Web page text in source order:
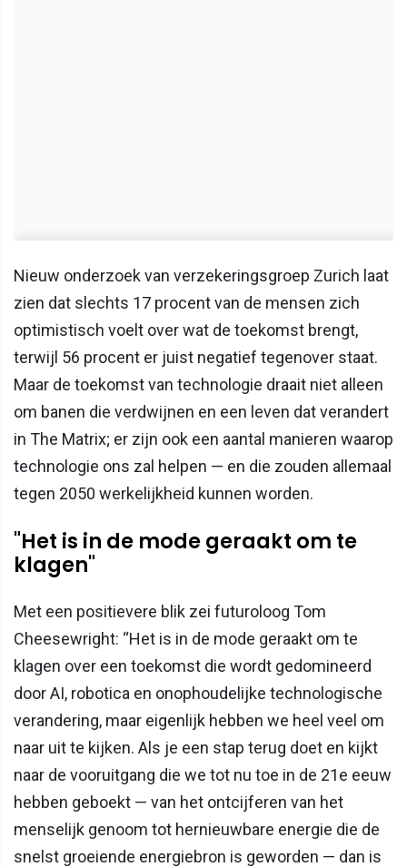
Nieuw onderzoek van verzekeringsgroep Zurich laat
zien dat slechts 17 procent van de mensen zich
optimistisch voelt over wat de toekomst brengt,
terwijl 56 procent er juist negatief tegenover staat.
Maar de toekomst van technologie draait niet alleen
om banen die verdwijnen en een leven dat verandert
in The Matrix; er zijn ook een aantal manieren waarop
technologie ons zal helpen — en die zouden allemaal
tegen 2050 werkelijkheid kunnen worden.
"Het is in de mode geraakt om te
klagen"
Met een positievere blik zei futuroloog Tom
Cheesewright: “Het is in de mode geraakt om te
klagen over een toekomst die wordt gedomineerd
door AI, robotica en onophoudelijke technologische
verandering, maar eigenlijk hebben we heel veel om
naar uit te kijken. Als je een stap terug doet en kijkt
naar de vooruitgang die we tot nu toe in de 21e eeuw
hebben geboekt — van het ontcijferen van het
menselijk genoom tot hernieuwbare energie die de
snelst groeiende energiebron is geworden — dan is